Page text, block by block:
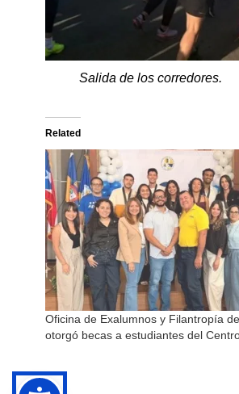
Salida de los corredores.
Related
Oficina de Exalumnos y Filantropía
otorgó becas a estudiantes del